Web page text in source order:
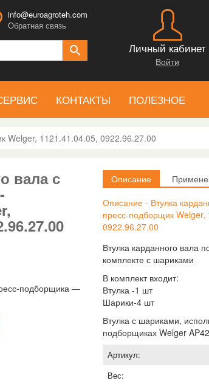
info@euroagroteh.com
Обратная связь
Личный кабинет
Войти
КОНТАКТЫ ПОЛЕЗНОЕ
Welger, 1121.41.04.05, 0922.96.27.00
вала с
подборщика —
Описание
Описание - Втулка
пресс-подборщик Welger,
0922.96.27.00
Втулка карданного вала
комплекте с шариками
В комплект входит:
Втулка -1 шт
Шарики-4 шт
Втулка с шариками,
подборщиках Welger
Артикул:
Вес: